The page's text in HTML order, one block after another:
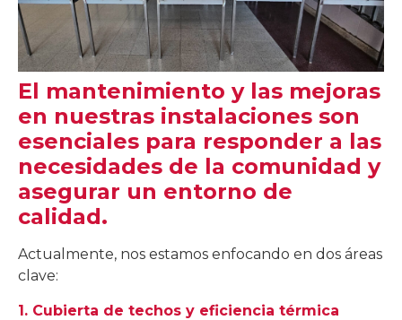
El mantenimiento y las mejoras
en nuestras instalaciones son
esenciales para responder a las
necesidades de la comunidad y
asegurar un entorno de
calidad.
Actualmente, nos estamos enfocando en dos áreas
clave:
1. Cubierta de techos y eficiencia térmica